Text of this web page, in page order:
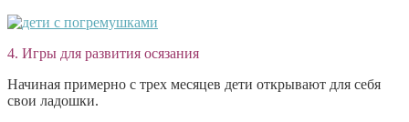
4. Игры для развития осязания
Начиная примерно с трех месяцев дети открывают для себя
свои ладошки.